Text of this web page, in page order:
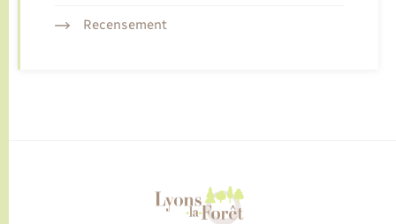
Recensement